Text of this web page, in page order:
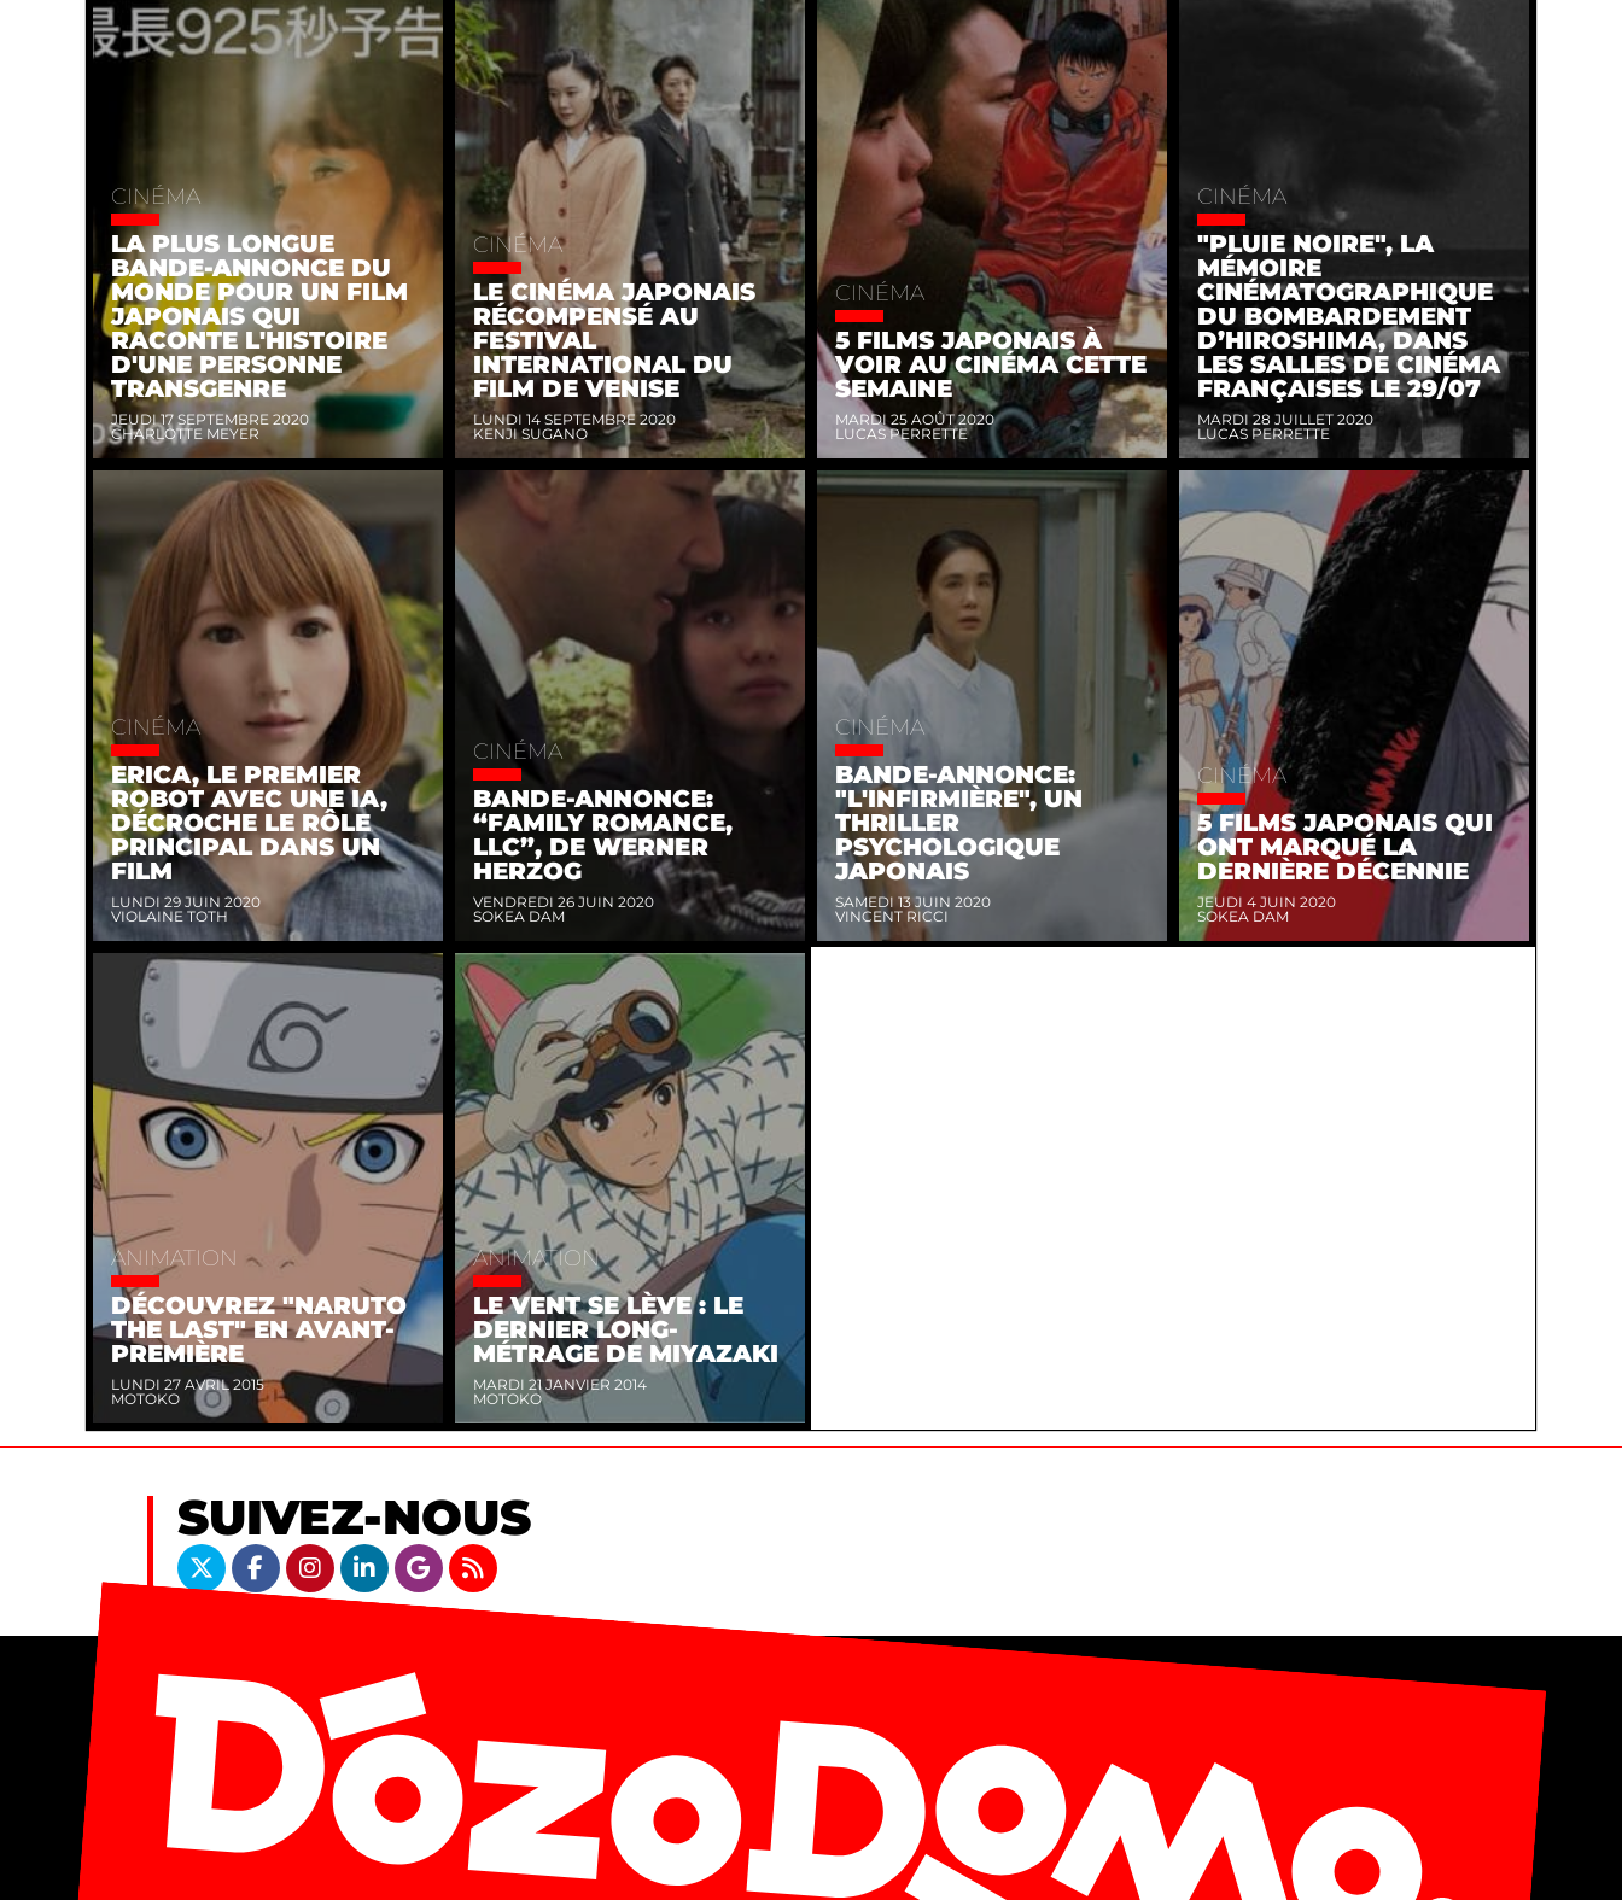
CINÉMA
LA PLUS LONGUE
BANDE-ANNONCE DU
MONDE POUR UN FILM
JAPONAIS QUI
RACONTE L'HISTOIRE
D'UNE PERSONNE
TRANSGENRE
JEUDI 17 SEPTEMBRE 2020
CHARLOTTE MEYER
CINÉMA
LE CINÉMA JAPONAIS
RÉCOMPENSÉ AU
FESTIVAL
INTERNATIONAL DU
FILM DE VENISE
LUNDI 14 SEPTEMBRE 2020
KENJI SUGANO
CINÉMA
5 FILMS JAPONAIS À
VOIR AU CINÉMA CETTE
SEMAINE
MARDI 25 AOÛT 2020
LUCAS PERRETTE
CINÉMA
"PLUIE NOIRE", LA
MÉMOIRE
CINÉMATOGRAPHIQUE
DU BOMBARDEMENT
D’HIROSHIMA, DANS
LES SALLES DE CINÉMA
FRANÇAISES LE 29/07
MARDI 28 JUILLET 2020
LUCAS PERRETTE
CINÉMA
ERICA, LE PREMIER
ROBOT AVEC UNE IA,
DÉCROCHE LE RÔLE
PRINCIPAL DANS UN
FILM
LUNDI 29 JUIN 2020
VIOLAINE TOTH
CINÉMA
BANDE-ANNONCE:
“FAMILY ROMANCE,
LLC”, DE WERNER
HERZOG
VENDREDI 26 JUIN 2020
SOKEA DAM
CINÉMA
BANDE-ANNONCE:
"L'INFIRMIÈRE", UN
THRILLER
PSYCHOLOGIQUE
JAPONAIS
SAMEDI 13 JUIN 2020
VINCENT RICCI
CINÉMA
5 FILMS JAPONAIS QUI
ONT MARQUÉ LA
DERNIÈRE DÉCENNIE
JEUDI 4 JUIN 2020
SOKEA DAM
ANIMATION
DÉCOUVREZ "NARUTO
THE LAST" EN AVANT-
PREMIÈRE
LUNDI 27 AVRIL 2015
MOTOKO
ANIMATION
LE VENT SE LÈVE : LE
DERNIER LONG-
MÉTRAGE DE MIYAZAKI
MARDI 21 JANVIER 2014
MOTOKO
SUIVEZ-NOUS